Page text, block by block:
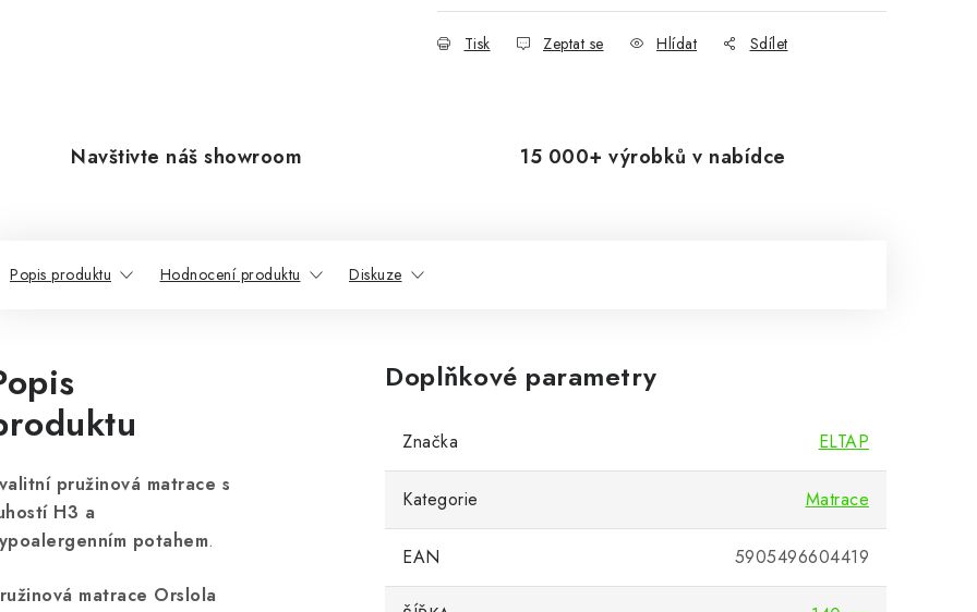
Tisk Zeptat se Hlídat Sdílet
Navštivte náš showroom 15 000+ výrobků v nabídce
Popis produktu Hodnocení produktu Diskuze
pružinová matrace s
H3 a
potahem.
matrace Orslola
Doplňkové parametry
Značka ELTAP
Kategorie Matrace
EAN 5905496604419